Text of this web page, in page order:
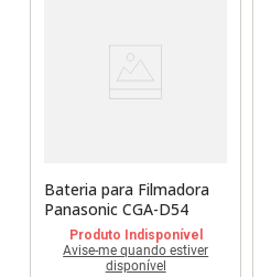
Bateria para Filmadora
Panasonic CGA-D54
Produto Indisponível
Avise-me quando estiver
disponível